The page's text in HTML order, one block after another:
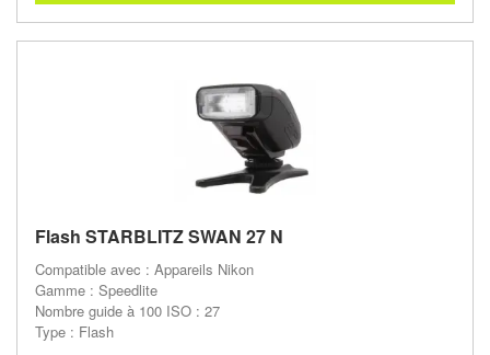
Flash STARBLITZ SWAN 27 N
Compatible avec : Appareils Nikon
Gamme : Speedlite
Nombre guide à 100 ISO : 27
Type : Flash